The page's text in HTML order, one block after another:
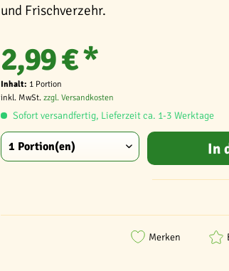
und Frischverzehr.
2,99 € *
Inhalt: 1 Portion
inkl. MwSt. zzgl. Versandkosten
Sofort versandfertig, Lieferzeit ca. 1-3 Werktage
In
Merken